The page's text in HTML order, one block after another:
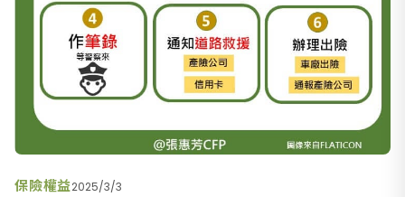
保險權益2025/3/3